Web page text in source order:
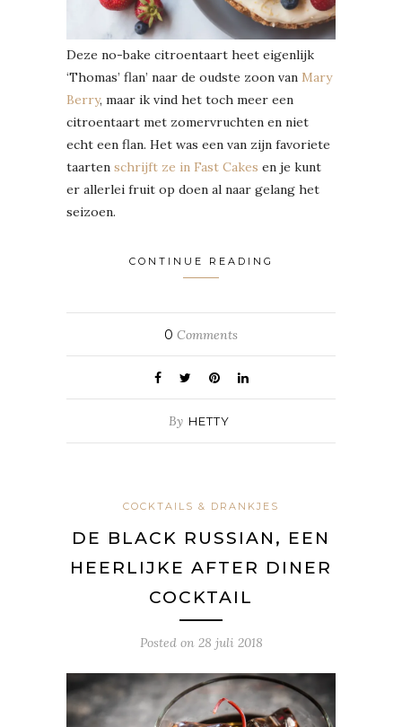
Deze no-bake citroentaart heet eigenlijk
‘Thomas’ flan’ naar de oudste zoon van Mary
Berry, maar ik vind het toch meer een
citroentaart met zomervruchten en niet
echt een flan. Het was een van zijn favoriete
taarten schrijft ze in Fast Cakes en je kunt
er allerlei fruit op doen al naar gelang het
seizoen.
CONTINUE READING
0 Comments
By HETTY
COCKTAILS & DRANKJES
DE BLACK RUSSIAN, EEN
HEERLIJKE AFTER DINER
COCKTAIL
Posted on 28 juli 2018